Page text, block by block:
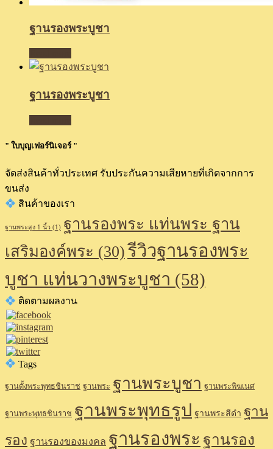
ฐานรองพระบูชา
ฐานรองพระบูชา
" ใบบุญเฟอร์นิเจอร์ "
จัดส่งสินค้าทั่วประเทศ รับประกันความเสียหายที่เกิดจากการ
ขนส่ง
สินค้าของเรา
ฐานพระสูง 1 นิ้ว (1) ฐานรองพระ แท่นพระ ฐาน
เสริมองค์พระ (30)รีวิวฐานรองพระ
บูชา แท่นวางพระบูชา (58)
ติดตามผลงาน
Tags
ฐานตั้งพระพุทธชินราช ฐานพระ ฐานพระบูชา ฐานพระพิฆเนศ
ฐานพระพุทธชินราช ฐานพระพุทธรูป ฐานพระสีดำ ฐาน
รอง ฐานรองของมงคล ฐานรองพระ ฐานรอง